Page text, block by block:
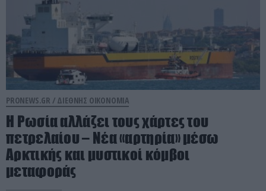
PRONEWS.GR / ΔΙΕΘΝΗΣ ΟΙΚΟΝΟΜΙΑ
Η Ρωσία αλλάζει τους χάρτες του
πετρελαίου – Νέα «αρτηρία» μέσω
Αρκτικής και μυστικοί κόμβοι
μεταφοράς